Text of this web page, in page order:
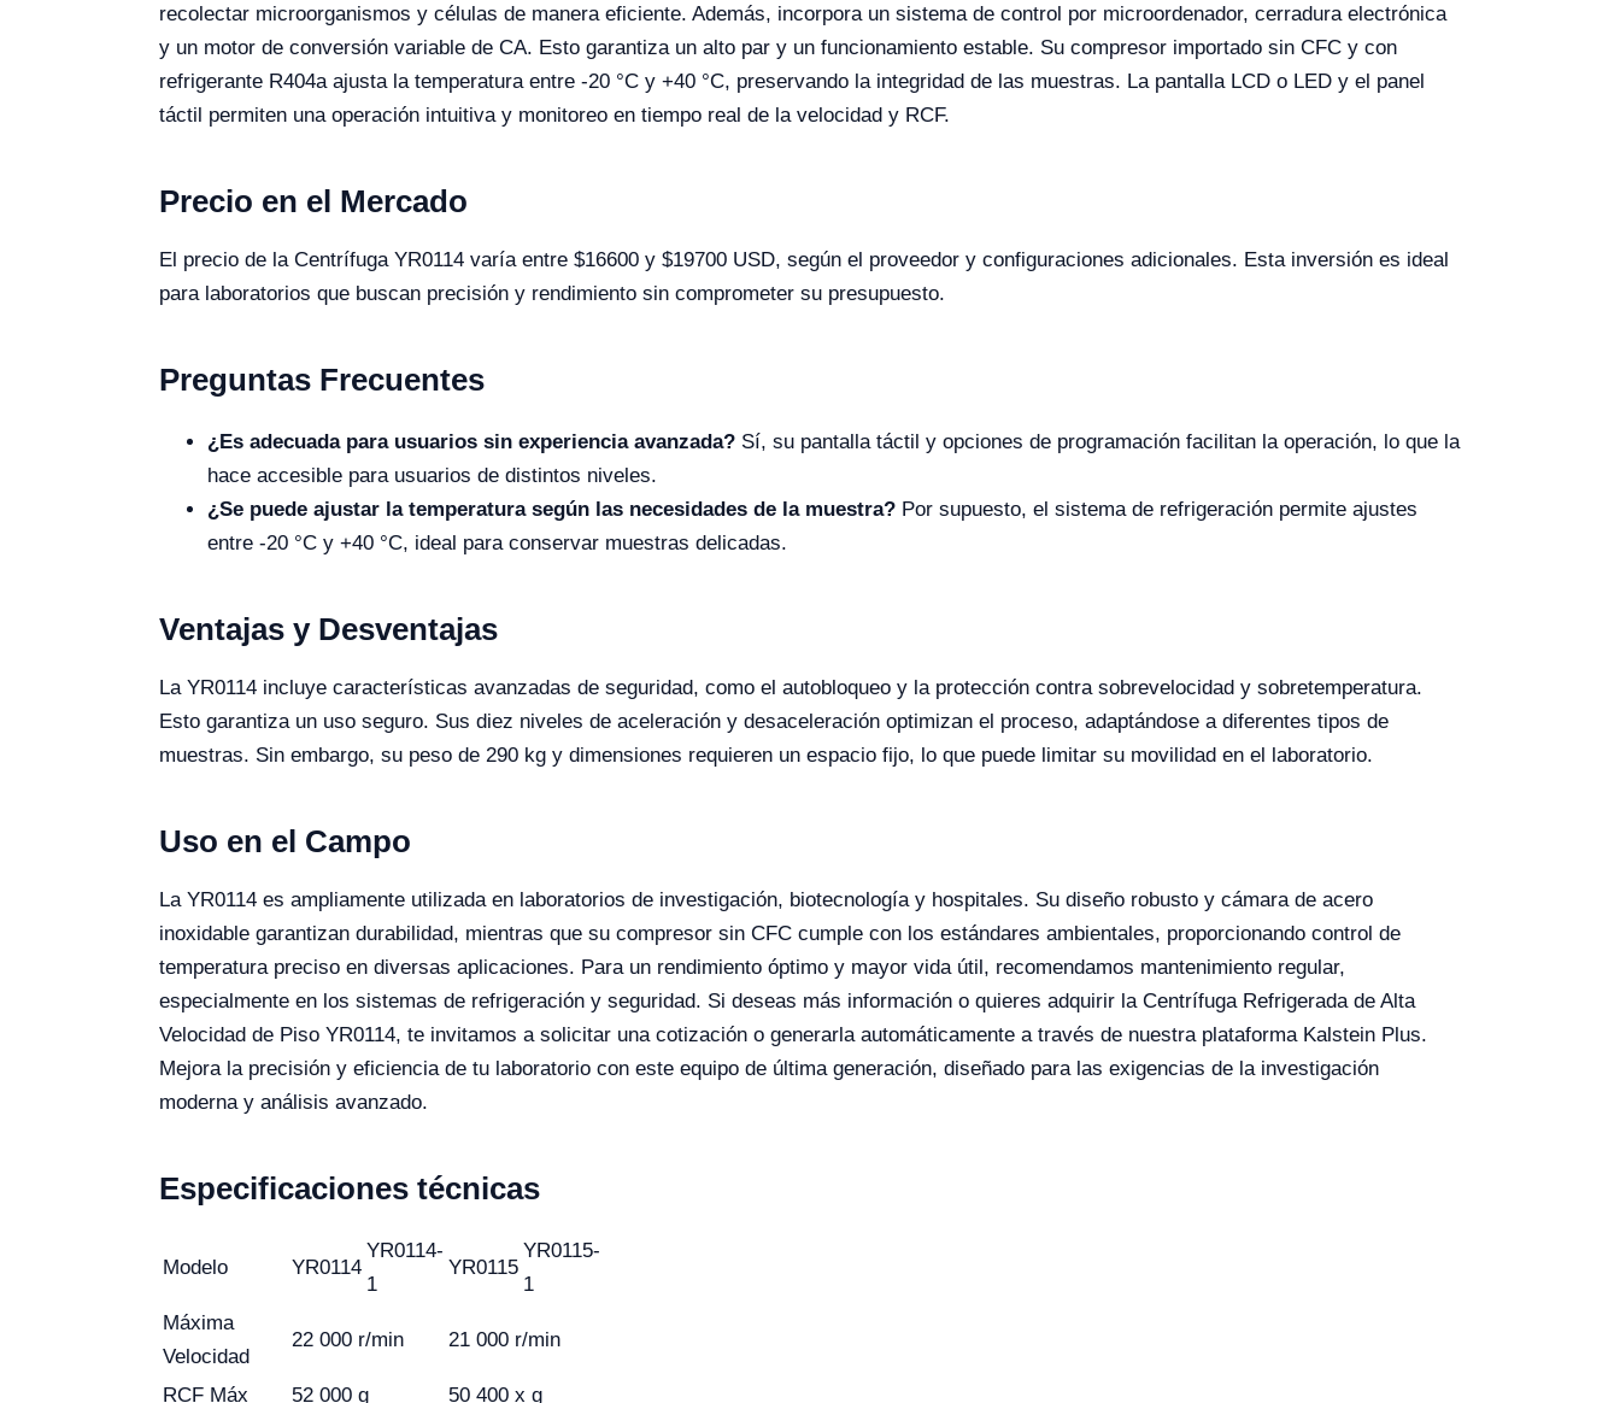
recolectar microorganismos y células de manera eficiente. Además, incorpora un sistema de control por microordenador, cerradura electrónica
y un motor de conversión variable de CA. Esto garantiza un alto par y un funcionamiento estable. Su compresor importado sin CFC y con
refrigerante R404a ajusta la temperatura entre -20 °C y +40 °C, preservando la integridad de las muestras. La pantalla LCD o LED y el panel
táctil permiten una operación intuitiva y monitoreo en tiempo real de la velocidad y RCF.
Precio en el Mercado
El precio de la Centrífuga YR0114 varía entre $16600 y $19700 USD, según el proveedor y configuraciones adicionales. Esta inversión es ideal
para laboratorios que buscan precisión y rendimiento sin comprometer su presupuesto.
Preguntas Frecuentes
¿Es adecuada para usuarios sin experiencia avanzada? Sí, su pantalla táctil y opciones de programación facilitan la operación, lo que la
hace accesible para usuarios de distintos niveles.
¿Se puede ajustar la temperatura según las necesidades de la muestra? Por supuesto, el sistema de refrigeración permite ajustes
entre -20 °C y +40 °C, ideal para conservar muestras delicadas.
Ventajas y Desventajas
La YR0114 incluye características avanzadas de seguridad, como el autobloqueo y la protección contra sobrevelocidad y sobretemperatura.
Esto garantiza un uso seguro. Sus diez niveles de aceleración y desaceleración optimizan el proceso, adaptándose a diferentes tipos de
muestras. Sin embargo, su peso de 290 kg y dimensiones requieren un espacio fijo, lo que puede limitar su movilidad en el laboratorio.
Uso en el Campo
La YR0114 es ampliamente utilizada en laboratorios de investigación, biotecnología y hospitales. Su diseño robusto y cámara de acero
inoxidable garantizan durabilidad, mientras que su compresor sin CFC cumple con los estándares ambientales, proporcionando control de
temperatura preciso en diversas aplicaciones. Para un rendimiento óptimo y mayor vida útil, recomendamos mantenimiento regular,
especialmente en los sistemas de refrigeración y seguridad. Si deseas más información o quieres adquirir la Centrífuga Refrigerada de Alta
Velocidad de Piso YR0114, te invitamos a solicitar una cotización o generarla automáticamente a través de nuestra plataforma Kalstein Plus.
Mejora la precisión y eficiencia de tu laboratorio con este equipo de última generación, diseñado para las exigencias de la investigación
moderna y análisis avanzado.
Especificaciones técnicas
Modelo YR0114
YR0114-
1
YR0115
YR0115-
1
Máxima
Velocidad
22 000 r/min 21 000 r/min
RCF Máx 52 000 g
50 400 x g